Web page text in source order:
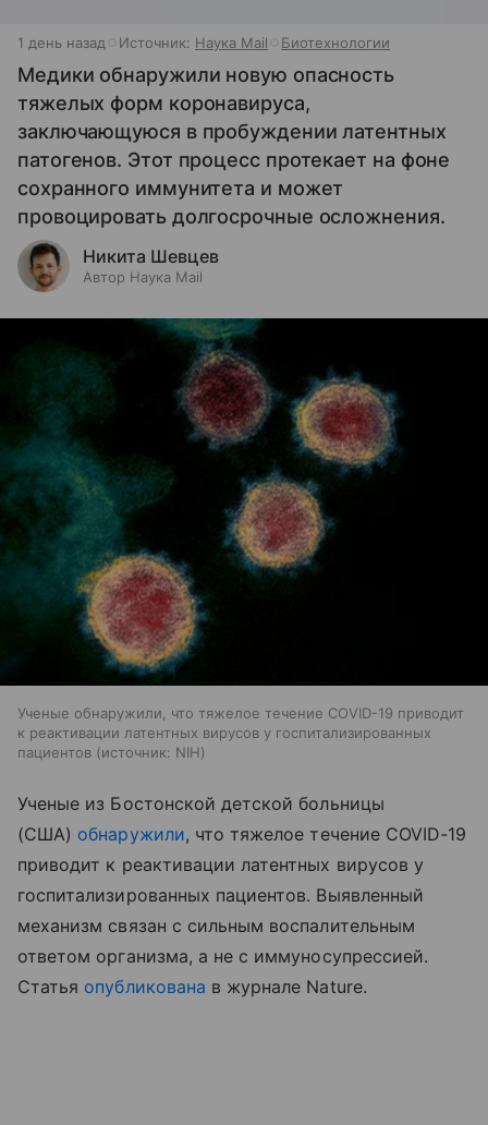
1 день назад Источник: Наука Mail Биотехнологии
Медики обнаружили новую опасность
тяжелых форм коронавируса,
заключающуюся в пробуждении латентных
патогенов. Этот процесс протекает на фоне
сохранного иммунитета и может
провоцировать долгосрочные осложнения.
Никита Шевцев
Автор Наука Mail
Ученые обнаружили, что тяжелое течение COVID-19 приводит
к реактивации латентных вирусов у госпитализированных
пациентов
источник: NIH
Ученые из Бостонской детской больницы
(США) обнаружили, что тяжелое течение COVID-19
приводит к реактивации латентных вирусов у
госпитализированных пациентов. Выявленный
механизм связан с сильным воспалительным
ответом организма, а не с иммуносупрессией.
Статья опубликована в журнале Nature.